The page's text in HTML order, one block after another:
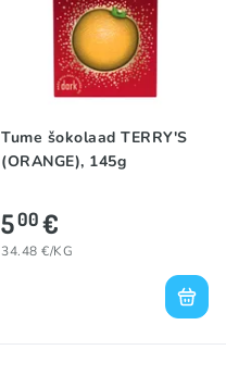
Tume šokolaad TERRY'S
(ORANGE), 145g
500€
34.48 €/KG